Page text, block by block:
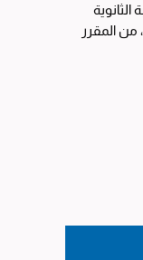
الثانوية
العامة للعام الدراسي 2025/2026، من المقرر